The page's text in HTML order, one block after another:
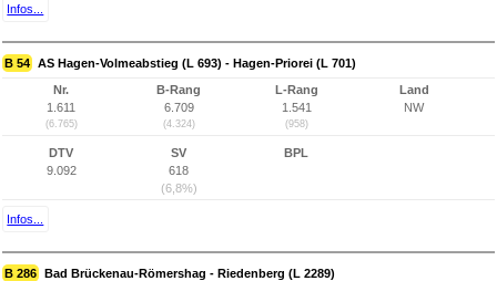
Infos...
B 54 AS Hagen-Volmeabstieg (L 693) - Hagen-Priorei (L 701)
Nr.
1.611
(6.765)
B-Rang
6.709
(4.324)
L-Rang
1.541
(958)
Land
NW
DTV
9.092
SV
618
(6,8%)
BPL
Infos...
B 286 Bad Brückenau-Römershag - Riedenberg (L 2289)